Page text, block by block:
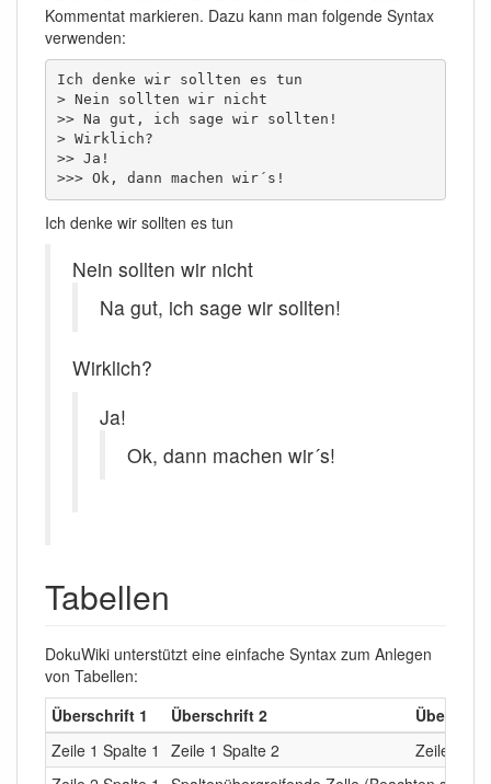
Kommentat markieren. Dazu kann man folgende Syntax
verwenden:
Ich denke wir sollten es tun
> Nein sollten wir nicht
>> Na gut, ich sage wir sollten!
> Wirklich?
>> Ja!
>>> Ok, dann machen wir´s!
Ich denke wir sollten es tun
Nein sollten wir nicht
Na gut, ich sage wir sollten!
Wirklich?
Ja!
Ok, dann machen wir´s!
Tabellen
DokuWiki unterstützt eine einfache Syntax zum Anlegen
von Tabellen:
Überschrift 1
Überschrift 2
Zeile 1 Spalte 1
Zeile 1 Spalte 2
Zeile 1